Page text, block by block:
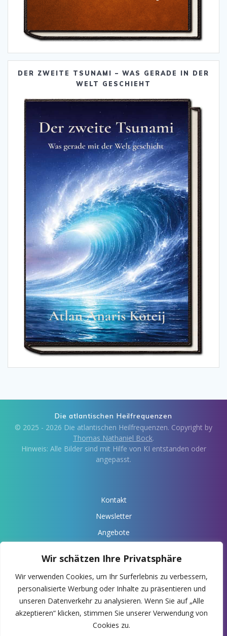
Wir schätzen Ihre Privatsphäre
Wir verwenden Cookies, um Ihr Surferlebnis zu verbessern,
personalisierte Werbung oder Inhalte zu präsentieren und
unseren Datenverkehr zu analysieren. Wenn Sie auf „Alle
akzeptieren“ klicken, stimmen Sie unserer Verwendung von
Cookies zu.
DER ZWEITE TSUNAMI – WAS GERADE IN DER
WELT GESCHIEHT
Die atlantischen Heilfrequenzen
© 2025 - 2026 Die atlantischen Heilfrequenzen. Copyright by
Thomas Nathaniel Bock.
Hinweis: Alle Bilder sind mit Hilfe von KI entstanden oder
angepasst.
Kontakt
Newsletter
Angebote
Impressum
Datenschutz
Deine Spende
-> Anaris Webseite